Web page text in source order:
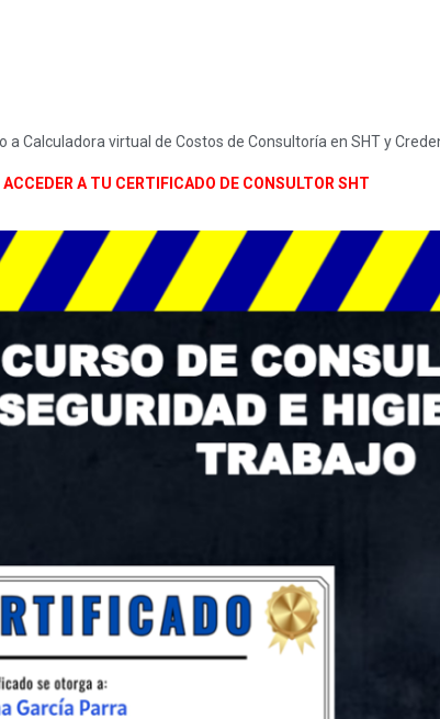
virtual de Costos de Consultoría en SHT y
ACCEDER A TU CERTIFICADO DE CONSULTOR SHT